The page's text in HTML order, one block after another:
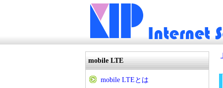
mobile LTE
mobile LTEとは